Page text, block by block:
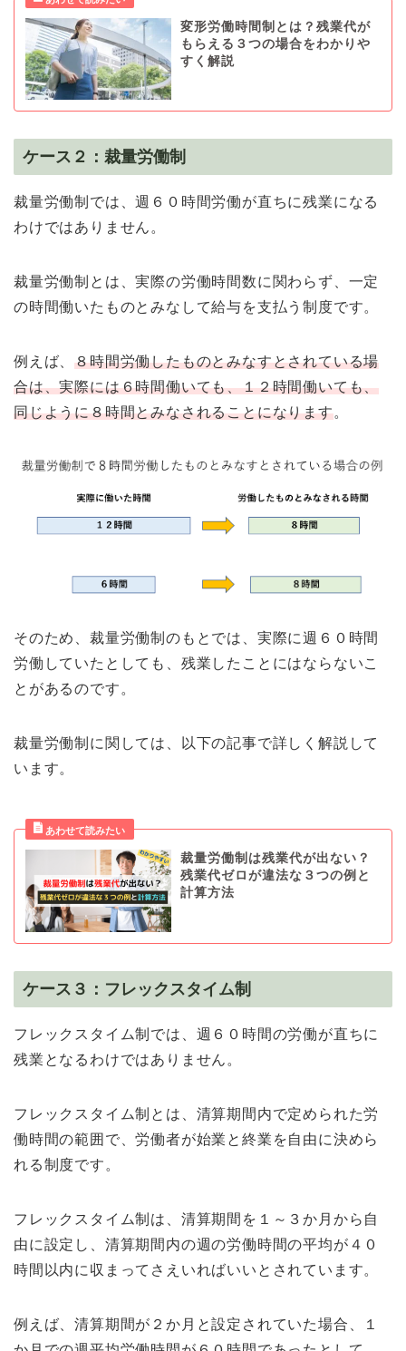
変形労働時間制とは？残業代が
もらえる３つの場合をわかりや
すく解説
ケース２：裁量労働制
裁量労働制では、週６０時間労働が直ちに残業になる
わけではありません。
裁量労働制とは、実際の労働時間数に関わらず、一定
の時間働いたものとみなして給与を支払う制度です。
例えば、８時間労働したものとみなすとされている場
合は、実際には６時間働いても、１２時間働いても、
同じように８時間とみなされることになります。
そのため、裁量労働制のもとでは、実際に週６０時間
労働していたとしても、残業したことにはならないこ
とがあるのです。
裁量労働制に関しては、以下の記事で詳しく解説して
います。
裁量労働制は残業代が出ない？
残業代ゼロが違法な３つの例と
計算方法
ケース３：フレックスタイム制
フレックスタイム制では、週６０時間の労働が直ちに
残業となるわけではありません。
フレックスタイム制とは、清算期間内で定められた労
働時間の範囲で、労働者が始業と終業を自由に決めら
れる制度です。
フレックスタイム制は、清算期間を１～３か月から自
由に設定し、清算期間内の週の労働時間の平均が４０
時間以内に収まってさえいればいいとされています。
例えば、清算期間が２か月と設定されていた場合、１